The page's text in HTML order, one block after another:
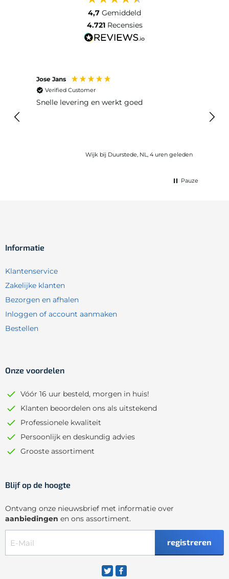
4,7 Gemiddeld
4.721 Recensies
Jose Jans
Verified Customer
Snelle levering en werkt goed
Wijk bij Duurstede, NL, 4 uren geleden
Pauze
Informatie
Klantenservice
Zakelijke klanten
Bezorgen en afhalen
Inloggen of account aanmaken
Bestellen
Onze voordelen
Vóór 16 uur besteld, morgen in huis!
Klanten beoordelen ons als uitstekend
Professionele kwaliteit
Persoonlijk en deskundig advies
Grooste assortiment
Blijf op de hoogte
Ontvang onze nieuwsbrief met informatie over
aanbiedingen en ons assortiment.
registreren